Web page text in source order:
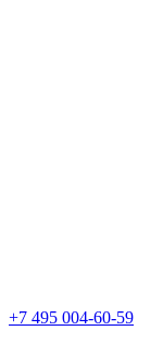
+7 495 004-60-59